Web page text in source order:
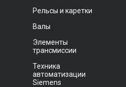
Рельсы и каретки
Валы
Элементы
трансмиссии
Техника
автоматизации
Siemens